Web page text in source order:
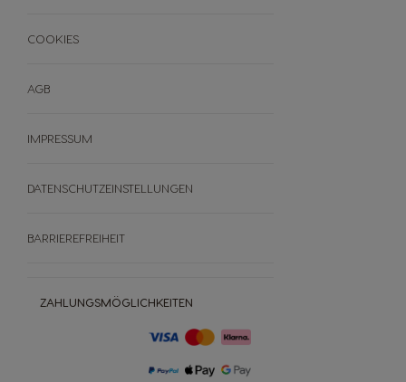
ZAHLUNGSMÖGLICHKEITEN
COOKIES
AGB
IMPRESSUM
DATENSCHUTZEINSTELLUNGEN
BARRIEREFREIHEIT